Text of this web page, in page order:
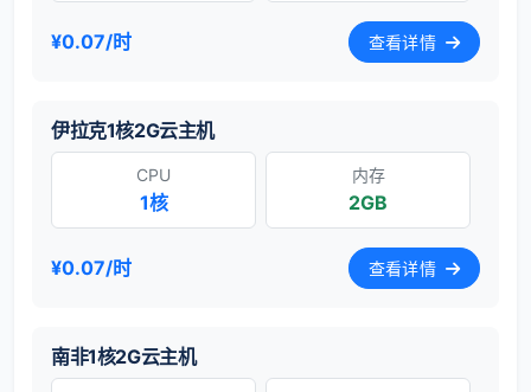
¥0.07/时 查看详情
伊拉克1核2G云主机
CPU
1核
内存
2GB
¥0.07/时 查看详情
南非1核2G云主机